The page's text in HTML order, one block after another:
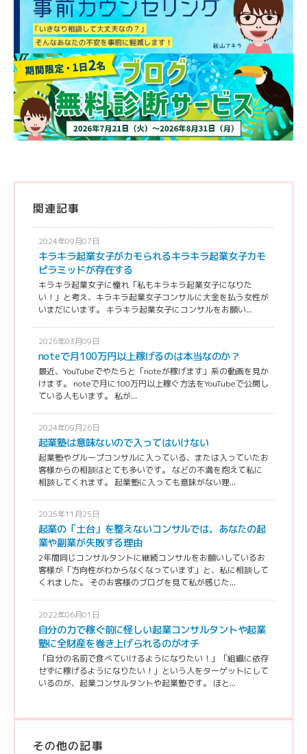
関連記事
2024年09月07日
キラキラ起業女子がカモられるキラキラ起業女子カモ
ピラミッドが存在する
キラキラ起業女子に憧れ「私もキラキラ起業女子になりた
い！」と考え、キラキラ起業女子コンサルに大金を払う女性が
いまだにいます。 キラキラ起業女子にコンサルをお願い...
2026年03月09日
noteで月100万円以上稼げるのは本当なのか？
最近、YouTubeでやたらと「noteが稼げます」系の動画を見か
けます。 noteで月に100万円以上稼ぐ方法をYouTubeで公開し
ている人もいます。 私が...
2024年09月26日
起業塾は意味ないので入ってはいけない
起業塾やグループコンサルに入っている、または入っていたお
客様からの相談はとても多いです。 などの不満を抱えて私に
相談してくれます。 起業塾に入っても意味がない理...
2025年11月25日
起業の「土台」を整えないコンサルでは、あなたの起
業や副業が失敗する理由
2年間同じコンサルタントに継続コンサルをお願いしているお
客様が「方向性がわからなくなっています」と、私に相談して
くれました。 そのお客様のブログを見て私が感じた...
2022年06月01日
自分の力で稼ぐ前に怪しい起業コンサルタントや起業
塾に全財産を巻き上げられるのがオチ
「自分の名前で食べていけるようになりたい！」「組織に依存
せずに稼げるようになりたい！」という人をターゲットにして
いるのが、起業コンサルタントや起業塾です。 ほと...
その他の記事